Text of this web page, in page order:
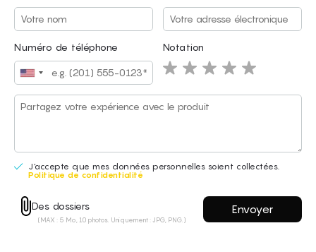
Numéro de téléphone Notation
J'accepte que mes données personnelles soient collectées.
Politique de confidentialité
Des dossiers
(MAX : 5 Mo, 10 photos. Uniquement : JPG, PNG.)
Nom Courriel
Des dossiers